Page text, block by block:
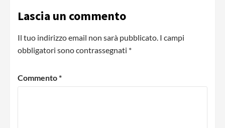
Lascia un commento
Il tuo indirizzo email non sarà pubblicato. I campi
obbligatori sono contrassegnati *
Commento*